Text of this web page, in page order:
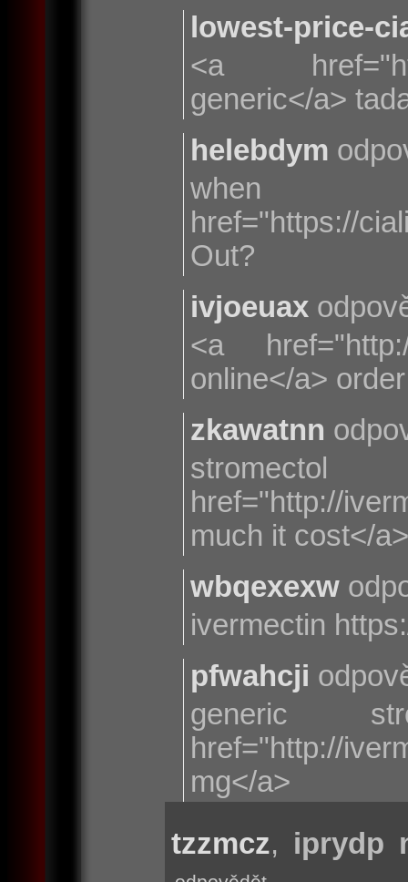
lowest-price-
<a
generic</a>
helebdym
href="https://
Out?
ivjoeuax
<a
online</a>
zkawatnn
href="http://
much it cost</a>
wbqexexw
ivermectin
pfwahcji
generic
href="http://
mg</a>
tzzmcz, iprydp